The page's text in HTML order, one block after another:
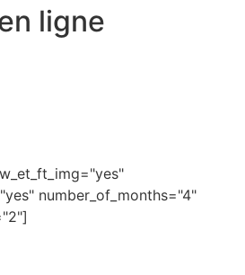
ligne
number_of_months="4"